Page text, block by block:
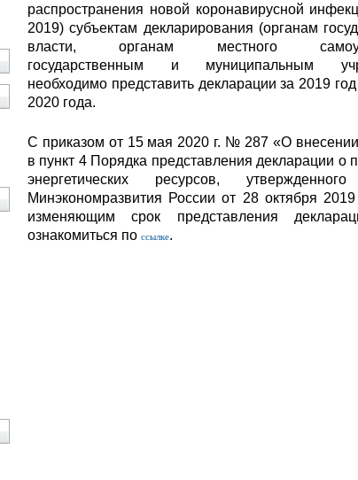
распространения новой коронавирусной
2019) субъектам декларирования (органам
власти, органам местного
государственным и муниципальным
необходимо представить декларации за 2019
2020 года.
С приказом от 15 мая 2020 г. № 287 «О
в пункт 4 Порядка представления декларации о
энергетических ресурсов,
Минэкономразвития России от 28 октября
изменяющим срок представления
ознакомиться по ссылке.